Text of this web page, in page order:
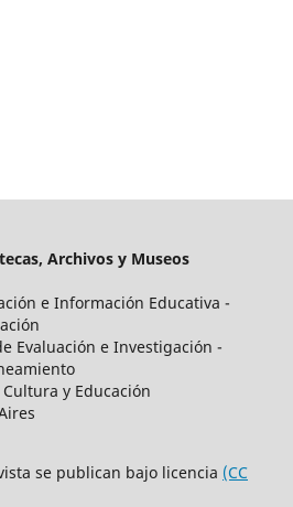
Archivos y Museos
e Información Educativa -
Evaluación e Investigación -
y Educación
se publican bajo licencia (CC